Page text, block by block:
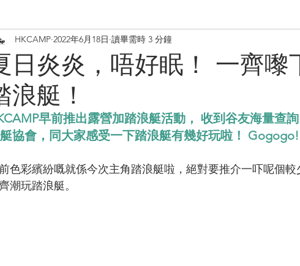
分享 新手入坑系列 小編實測
電影
日炎炎，唔好眠！ 一齊嚟
浪艇！
HKCAMP 2022年6月18日 讀畢需時 3 分鐘
早前推出露營加踏浪艇活動， 收到谷友海量查
協會，同大家感受一下踏浪艇有幾好玩啦！ Gogogo!
色彩繽紛嘅就係今次主角踏浪艇啦，絕對要推介一吓呢個
潮玩踏浪艇。